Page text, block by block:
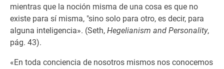
mientras que la noción misma de una cosa es que no
existe para sí misma, "sino solo para otro, es decir, para
alguna inteligencia». (Seth, Hegelianism and Personality,
pág. 43).
«En toda conciencia de nosotros mismos nos conocemos